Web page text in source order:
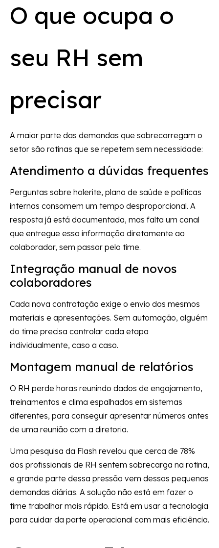
O que ocupa o
seu RH sem
precisar
A maior parte das demandas que sobrecarregam o
setor são rotinas que se repetem sem necessidade:
Atendimento a dúvidas frequentes
Perguntas sobre holerite, plano de saúde e políticas
internas consomem um tempo desproporcional. A
resposta já está documentada, mas falta um canal
que entregue essa informação diretamente ao
colaborador, sem passar pelo time.
Integração manual de novos
colaboradores
Cada nova contratação exige o envio dos mesmos
materiais e apresentações. Sem automação, alguém
do time precisa controlar cada etapa
individualmente, caso a caso.
Montagem manual de relatórios
O RH perde horas reunindo dados de engajamento,
treinamentos e clima espalhados em sistemas
diferentes, para conseguir apresentar números antes
de uma reunião com a diretoria.
Uma pesquisa da Flash revelou que cerca de 78%
dos profissionais de RH sentem sobrecarga na rotina,
e grande parte dessa pressão vem dessas pequenas
demandas diárias. A solução não está em fazer o
time trabalhar mais rápido. Está em usar a tecnologia
para cuidar da parte operacional com mais eficiência.